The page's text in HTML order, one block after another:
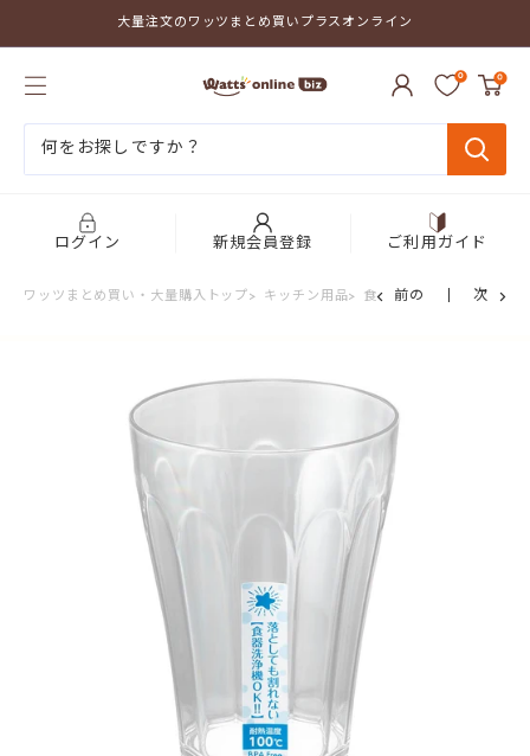
テ
大量注文のワッツまとめ買いプラスオンライン
ッ
と
め
ン
0 0
ログイン 新規会員登録 ご利用ガイド
ワッツまとめ買い・大量購入トップ > キッチン用品> 食器・カトラリー> 洋食
前の 次